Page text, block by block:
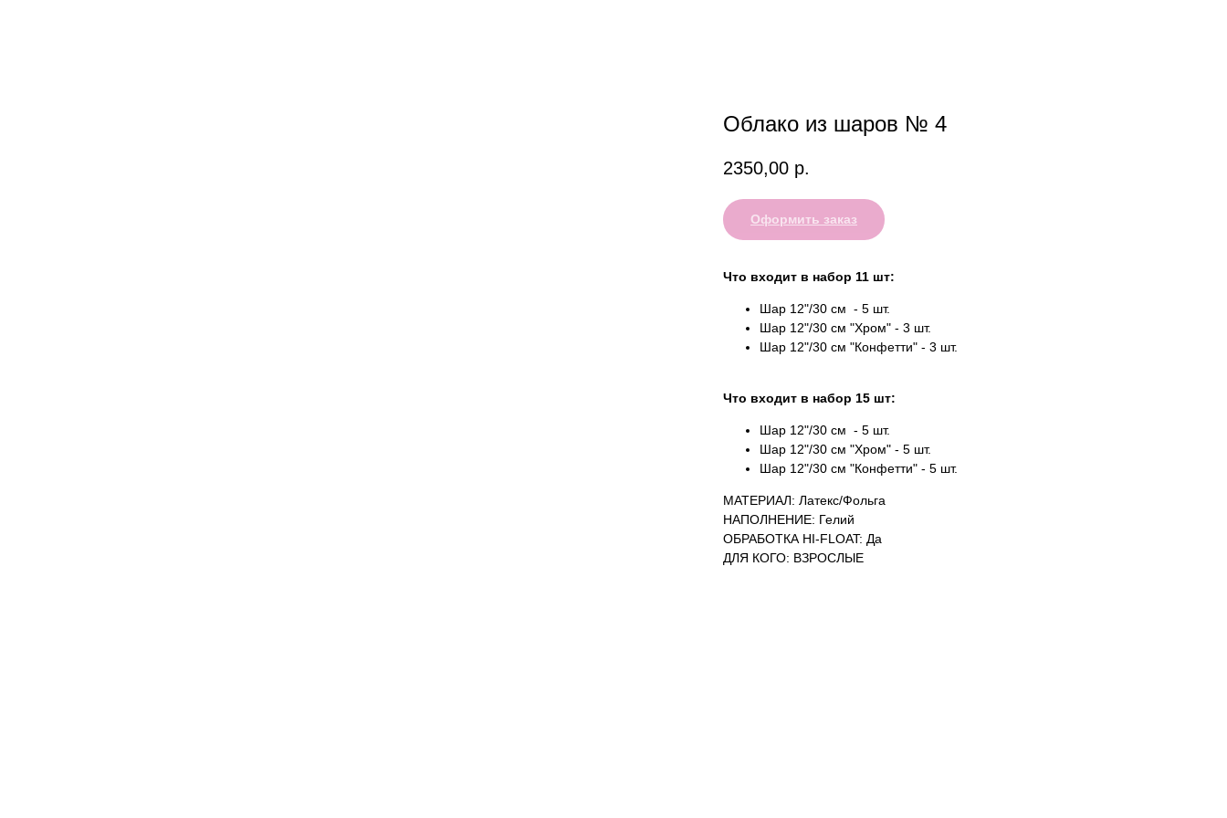
Облако из шаров № 4
2350,00 р.
Оформить заказ
Что входит в набор 11 шт:
Шар 12"/30 см - 5 шт.
Шар 12"/30 см "Хром" - 3 шт.
Шар 12"/30 см "Конфетти" - 3 шт.
Что входит в набор 15 шт:
Шар 12"/30 см - 5 шт.
Шар 12"/30 см "Хром" - 5 шт.
Шар 12"/30 см "Конфетти" - 5 шт.
МАТЕРИАЛ: Латекс/Фольга
НАПОЛНЕНИЕ: Гелий
ОБРАБОТКА HI-FLOAT: Да
ДЛЯ КОГО: ВЗРОСЛЫЕ